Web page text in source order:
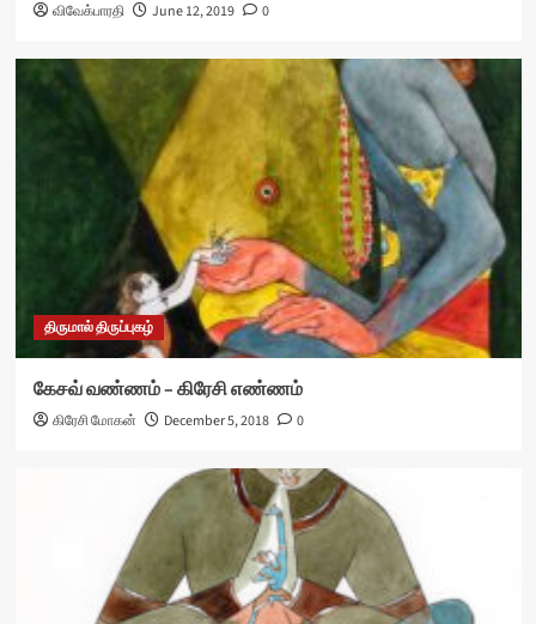
விவேக்பாரதி June 12, 2019 0
திருமால் திருப்புகழ்
கேசவ் வண்ணம் – கிரேசி எண்ணம்
கிரேசி மோகன் December 5, 2018 0